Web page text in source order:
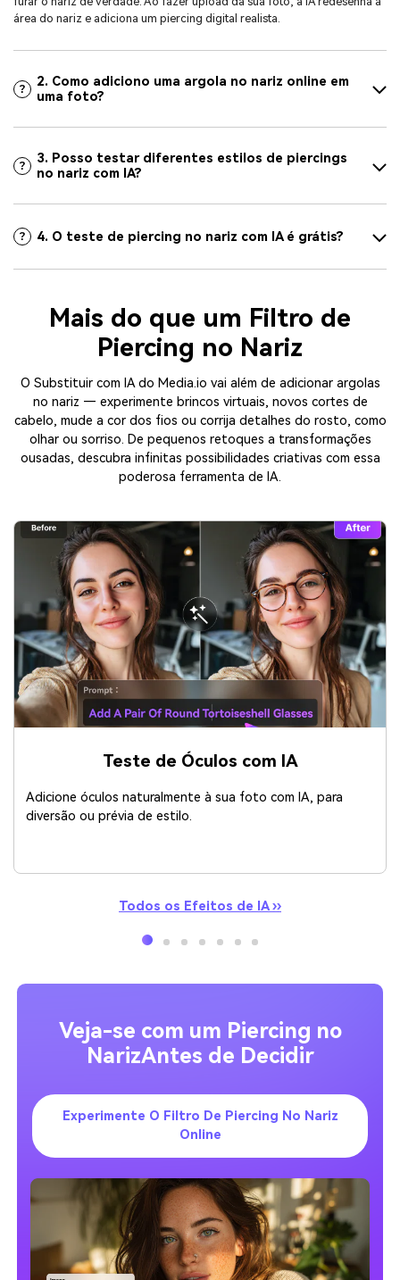
área do nariz e adiciona um piercing digital realista.
2. Como adiciono uma argola no nariz online em
uma foto?
3. Posso testar diferentes estilos de piercings
no nariz com IA?
4. O teste de piercing no nariz com IA é grátis?
Mais do que um Filtro de
Piercing no Nariz
O Substituir com IA do Media.io vai além de adicionar argolas
no nariz — experimente brincos virtuais, novos cortes de
cabelo, mude a cor dos fios ou corrija detalhes do rosto, como
olhar ou sorriso. De pequenos retoques a transformações
ousadas, descubra infinitas possibilidades criativas com essa
poderosa ferramenta de IA.
Teste de Óculos com IA
Adicione óculos naturalmente à sua foto com IA, para
diversão ou prévia de estilo.
Todos os Efeitos de IA ››
Veja-se com um Piercing no
NarizAntes de Decidir
Experimente O Filtro De Piercing No Nariz
Online